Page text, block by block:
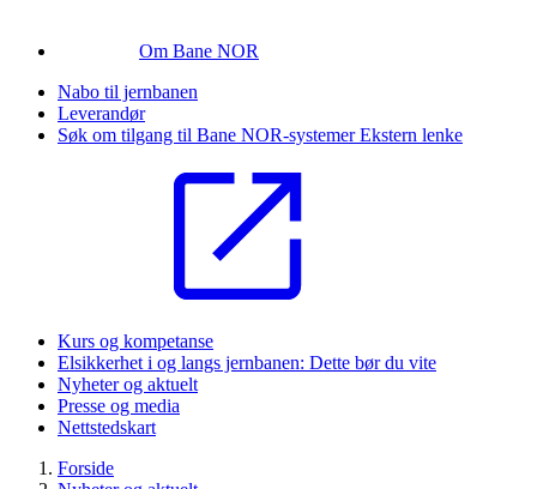
Om Bane NOR
Nabo til jernbanen
Leverandør
Søk om tilgang til Bane NOR-systemerEkstern lenke
Kurs og kompetanse
Elsikkerhet i og langs jernbanen: Dette bør du vite
Nyheter og aktuelt
Presse og media
Nettstedskart
Forside